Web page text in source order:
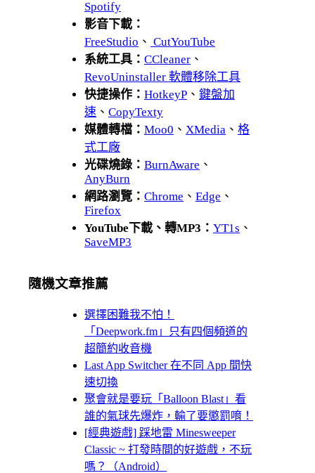
Spotify
影音下載：
FreeStudio 、 CutYouTube
系統工具： CCleaner 、
RevoUninstaller 軟體移除工具
快捷操作： HotkeyP 、 鍵盤加
速 、 CopyTexty
媒體轉檔： Moo0 、 XMedia 、 格
式工廠
光碟燒錄： BurnAware 、
AnyBurn
網路瀏覽： Chrome 、 Edge 、
Firefox
YouTube下載、轉MP3： YT1s 、
SaveMP3
隨機文章推薦
選擇困難我不怕！
「Deepwork.fm」只有四個頻道的
超簡約收音機
Last App Switcher 在不同 App 間快
速切換
聚會就是要玩「Balloon Blast」看
誰的氣球先爆炸，輸了要懲罰唷！
[經典遊戲] 踩地雷 Minesweeper
Classic ~ 打發時間的好遊戲，不玩
嗎？（Android）